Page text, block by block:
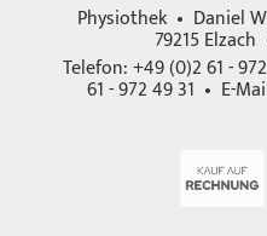
Physiothek • Daniel
79215
Telefon: +49 (0)2 61 -
61 - 972 49 31 • E-